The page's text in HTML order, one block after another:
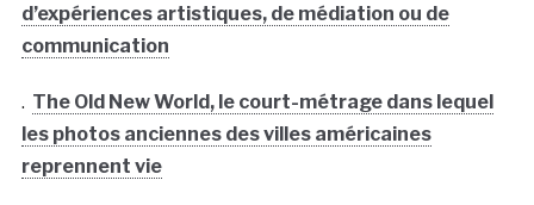
d’expériences artistiques, de médiation ou de
communication
. The Old New World, le court-métrage dans lequel
les photos anciennes des villes américaines
reprennent vie